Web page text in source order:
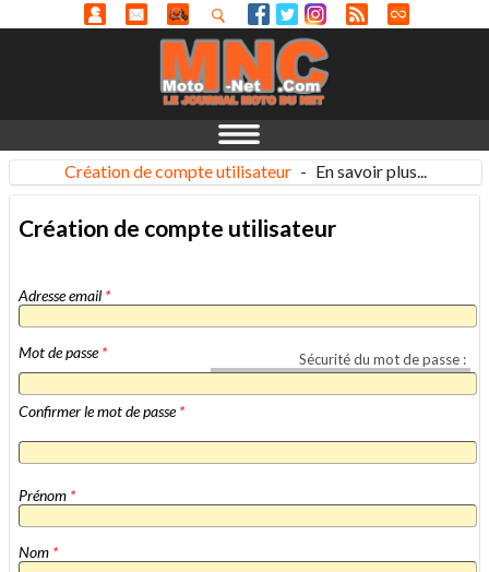
Création de compte utilisateur - En savoir plus...
Création de compte utilisateur
Adresse email *
Sécurité du mot de passe :
Mot de passe*
Confirmer le mot de passe*
Prénom *
Nom *